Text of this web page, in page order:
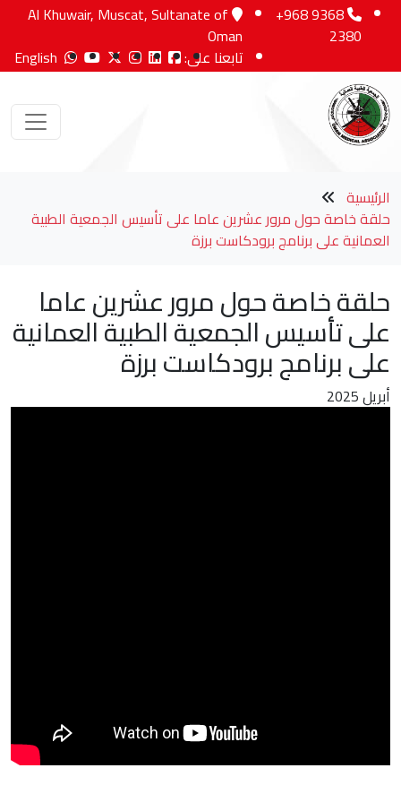
+968 9368
2380
Al Khuwair, Muscat, Sultanate of
Oman
تابعنا على:
English
الرئيسية
حلقة خاصة حول مرور عشرين عاما على تأسيس الجمعية الطبية
العمانية على برنامج برودكاست برزة
حلقة خاصة حول مرور عشرين عاما
على تأسيس الجمعية الطبية العمانية
على برنامج برودكاست برزة
أبريل 2025